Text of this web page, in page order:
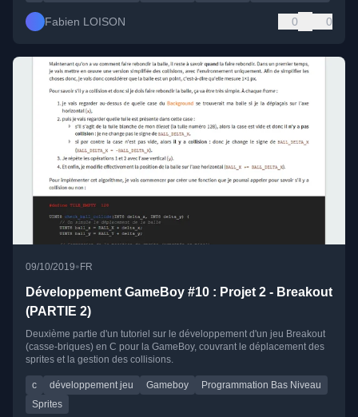
Fabien LOISON 0 0
09/10/2019•FR
Développement GameBoy #10 : Projet 2 - Breakout
(PARTIE 2)
Deuxième partie d'un tutoriel sur le développement d'un jeu Breakout
(casse-briques) en C pour la GameBoy, couvrant le déplacement des
sprites et la gestion des collisions.
c développement jeu Gameboy
Programmation Bas Niveau
Sprites